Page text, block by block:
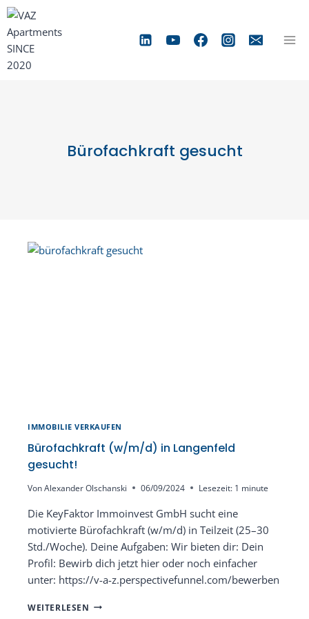
Zum
springen
Bürofachkraft gesucht
IMMOBILIE VERKAUFEN
Bürofachkraft (w/m/d) in Langenfeld
gesucht!
VonAlexander Olschanski 06/09/2024 Lesezeit: 1 minute
Die KeyFaktor Immoinvest GmbH sucht eine
motivierte Bürofachkraft (w/m/d) in Teilzeit (25–30
Std./Woche). Deine Aufgaben: Wir bieten dir: Dein
Profil: Bewirb dich jetzt hier oder noch einfacher
unter: https://v-a-z.perspectivefunnel.com/bewerben
WEITERLESEN BÜROFACHKRAFT